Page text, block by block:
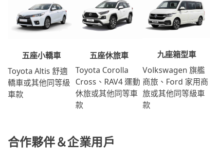
五座小轎車
Toyota Altis 舒適
轎車或其他同等級
車款
五座休旅車
Toyota Corolla
Cross、RAV4 運動
休旅或其他同等車
款
九座箱型車
Volkswagen 旗艦
商旅、Ford 家用商
旅或其他同等級車
款
合作夥伴＆企業用戶